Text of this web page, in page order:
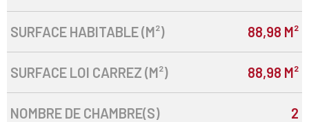
SURFACE HABITABLE (M²) 88,98 M²
SURFACE LOI CARREZ (M²) 88,98 M²
NOMBRE DE CHAMBRE(S) 2